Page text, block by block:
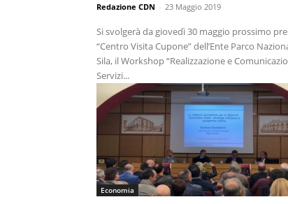
Redazione CDN - 23 Maggio 2019
Si svolgerà da giovedì 30 maggio prossimo
“Centro Visita Cupone” dell’Ente Parco
Sila, il Workshop “Realizzazione e
Servizi...
Economia